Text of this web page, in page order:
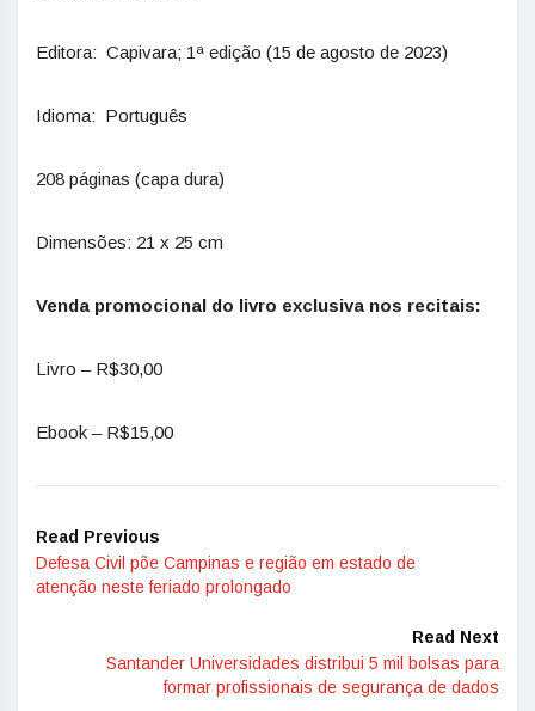
Editora: Capivara; 1ª edição (15 de agosto de 2023)
Idioma: Português
208 páginas (capa dura)
Dimensões:‎ 21 x 25 cm
Venda promocional do livro exclusiva nos recitais:
Livro – R$30,00
Ebook – R$15,00
Read Previous
Defesa Civil põe Campinas e região em estado de
atenção neste feriado prolongado
Read Next
Santander Universidades distribui 5 mil bolsas para
formar profissionais de segurança de dados